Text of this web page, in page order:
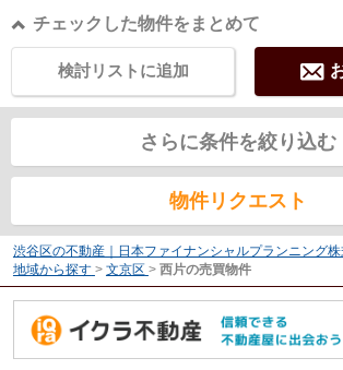
チェックした物件をまとめて
検討リストに追加
さらに条件を絞り込む
物件リクエスト
渋谷区の不動産｜日本ファイナンシャルプランニング株
地域から探す > 文京区 > 西片の売買物件